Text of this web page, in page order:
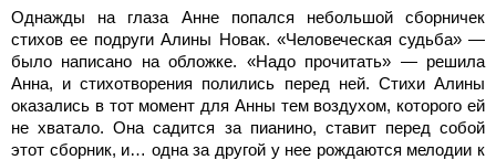
Однажды на глаза Анне попался небольшой сборничек
стихов ее подруги Алины Новак. «Человеческая судьба» —
было написано на обложке. «Надо прочитать» — решила
Анна, и стихотворения полились перед ней. Стихи Алины
оказались в тот момент для Анны тем воздухом, которого ей
не хватало. Она садится за пианино, ставит перед собой
этот сборник, и… одна за другой у нее рождаются мелодии к